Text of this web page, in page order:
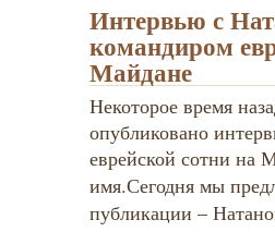
Интервью с
командиром
Майдане
Некоторое время
опубликовано
еврейской сотни на
имя.Сегодня мы
публикации –